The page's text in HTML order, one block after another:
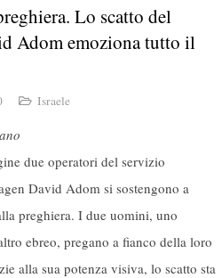
Lo scatto del
Adom emoziona tutto il
Israele
due operatori del servizio
David Adom si sostengono a
preghiera. I due uomini, uno
ebreo, pregano a fianco della loro
alla sua potenza visiva, lo scatto sta